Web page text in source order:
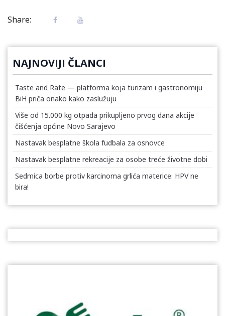
Share:
NAJNOVIJI ČLANCI
Taste and Rate — platforma koja turizam i gastronomiju
BiH priča onako kako zaslužuju
Više od 15.000 kg otpada prikupljeno prvog dana akcije
čišćenja općine Novo Sarajevo
Nastavak besplatne škola fudbala za osnovce
Nastavak besplatne rekreacije za osobe treće životne dobi
Sedmica borbe protiv karcinoma grlića materice: HPV ne
bira!